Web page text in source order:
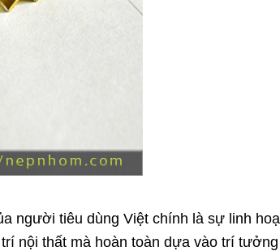
người tiêu dùng Việt chính là sự linh
nội thất mà hoàn toàn dựa vào trí tưởng